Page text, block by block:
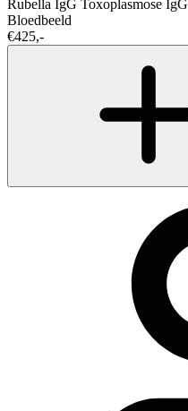
Rubella IgG Toxoplasmose IgG
Bloedbeeld
€425,-